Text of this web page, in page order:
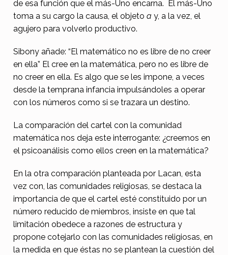
de esa función que el más-Uno encarna. El más-Uno
toma a su cargo la causa, el objeto a y, a la vez, el
agujero para volverlo productivo.
Sibony añade: “El matemático no es libre de no creer
en ella” El cree en la matemática, pero no es libre de
no creer en ella. Es algo que se les impone, a veces
desde la temprana infancia impulsándoles a operar
con los números como si se trazara un destino.
La comparación del cartel con la comunidad
matemática nos deja este interrogante: ¿creemos en
el psicoanálisis como ellos creen en la matemática?
En la otra comparación planteada por Lacan, esta
vez con, las comunidades religiosas, se destaca la
importancia de que el cartel esté constituido por un
número reducido de miembros, insiste en que tal
limitación obedece a razones de estructura y
propone cotejarlo con las comunidades religiosas, en
la medida en que éstas no se plantean la cuestión del